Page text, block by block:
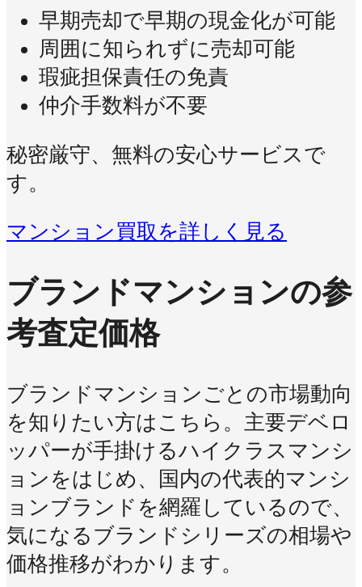
早期売却で早期の現金化が可能
周囲に知られずに売却可能
瑕疵担保責任の免責
仲介手数料が不要
秘密厳守、無料の安心サービスで
す。
マンション買取を詳しく見る
ブランドマンションの参
考査定価格
ブランドマンションごとの市場動向
を知りたい方はこちら。主要デベロ
ッパーが手掛けるハイクラスマンシ
ョンをはじめ、国内の代表的マンシ
ョンブランドを網羅しているので、
気になるブランドシリーズの相場や
価格推移がわかります。